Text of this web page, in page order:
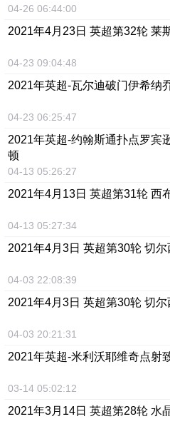
04-26 06:44:00
2021年4月23日 英超第32轮 莱
04-23 09:04:48
2021年英超-瓦尔迪破门伊希纳
04-23 06:25:47
2021年英超-约翰斯通扑点罗宾
顿
04-13 05:26:27
2021年4月13日 英超第31轮 西
04-13 05:27:34
2021年4月3日 英超第30轮 切
04-03 22:08:39
2021年4月3日 英超第30轮 切
04-03 20:21:31
2021年英超-米利沃耶维奇点射
03-14 05:02:12
2021年3月14日 英超第28轮 水